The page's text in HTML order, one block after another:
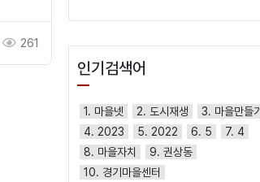
261
인기검색어
1. 마을넷 2. 도시재생
3. 마을만들기
4. 2023
5. 2022 6. 5
7. 4
8. 마을자치
9. 권상동
10. 경기마을센터